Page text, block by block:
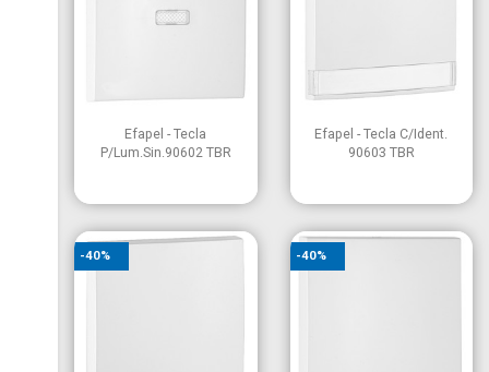
Vista rápida
Efapel - Tecla
P/Lum.Sin.90602 TBR
 Vista rápida
Efapel - Tecla C/Ident.
90603 TBR
-40% -40%